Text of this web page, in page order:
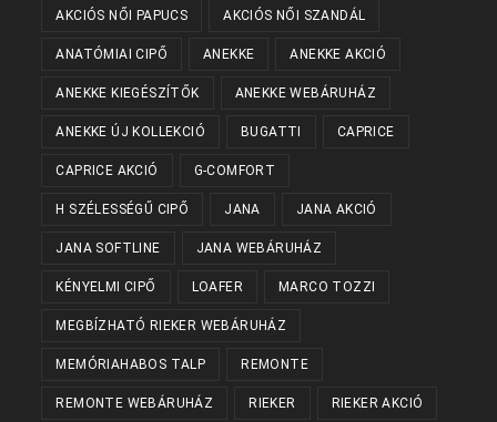
AKCIÓS NŐI PAPUCS AKCIÓS NŐI SZANDÁL
ANATÓMIAI CIPŐ ANEKKE ANEKKE AKCIÓ
ANEKKE KIEGÉSZÍTŐK ANEKKE WEBÁRUHÁZ
ANEKKE ÚJ KOLLEKCIÓ BUGATTI CAPRICE
CAPRICE AKCIÓ G-COMFORT
H SZÉLESSÉGŰ CIPŐ JANA JANA AKCIÓ
JANA SOFTLINE JANA WEBÁRUHÁZ
KÉNYELMI CIPŐ LOAFER MARCO TOZZI
MEGBÍZHATÓ RIEKER WEBÁRUHÁZ
MEMÓRIAHABOS TALP REMONTE
REMONTE WEBÁRUHÁZ RIEKER RIEKER AKCIÓ